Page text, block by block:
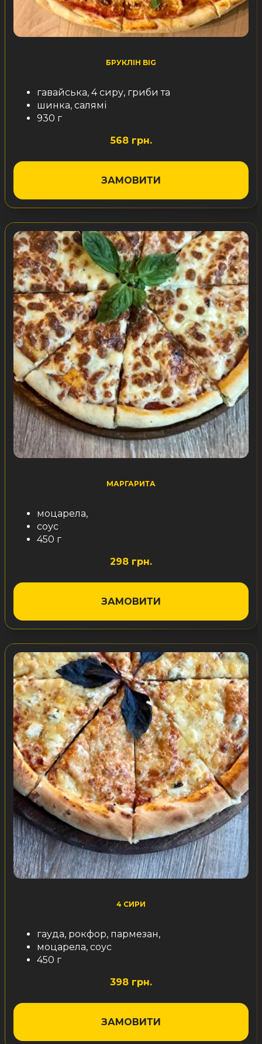
БРУКЛІН BIG
гавайська, 4 сиру, гриби та
шинка, салямі
930 г
568 грн.
ЗАМОВИТИ
МАРГАРИТА
моцарела,
соус
450 г
298 грн.
ЗАМОВИТИ
4 СИРИ
гауда, рокфор, пармезан,
моцарела, соус
450 г
398 грн.
ЗАМОВИТИ